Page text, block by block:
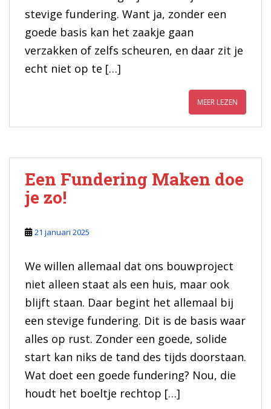
stevige fundering. Want ja, zonder een
goede basis kan het zaakje gaan
verzakken of zelfs scheuren, en daar zit je
echt niet op te […]
MEER LEZEN
Een Fundering Maken doe
je zo!
21 januari 2025
We willen allemaal dat ons bouwproject
niet alleen staat als een huis, maar ook
blijft staan. Daar begint het allemaal bij
een stevige fundering. Dit is de basis waar
alles op rust. Zonder een goede, solide
start kan niks de tand des tijds doorstaan.
Wat doet een goede fundering? Nou, die
houdt het boeltje rechtop […]